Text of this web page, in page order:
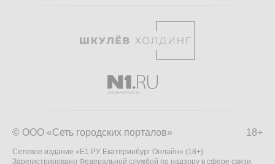
18+
© ООО «Сеть городских порталов»
Сетевое издание «Е1.РУ Екатеринбург Онлайн» (18+)
Зарегистрировано Федеральной службой по надзору в сфере связи,